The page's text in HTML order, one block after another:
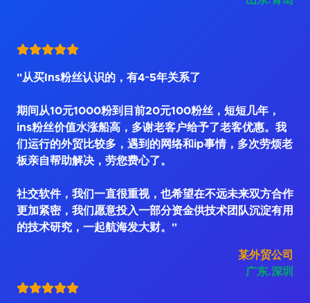
"从买Ins粉丝认识的，有4~5年关系了
期间从10元1000粉到目前20元100粉丝，短短几年，
ins粉丝价值水涨船高，多谢老客户给予了老客优惠。我
们运行的外贸比较多，遇到的网络和ip事情，多次劳烦老
板亲自帮助解决，劳您费心了。
社交软件，我们一直很重视，也希望在不远未来双方合作
更加紧密，我们愿意投入一部分资金供技术团队沉淀有用
的技术研究，一起航海发大财。"
某外贸公司
广东.深圳